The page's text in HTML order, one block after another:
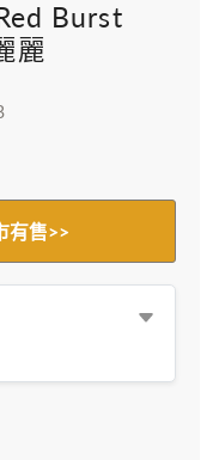
Burst
麗
有售>>